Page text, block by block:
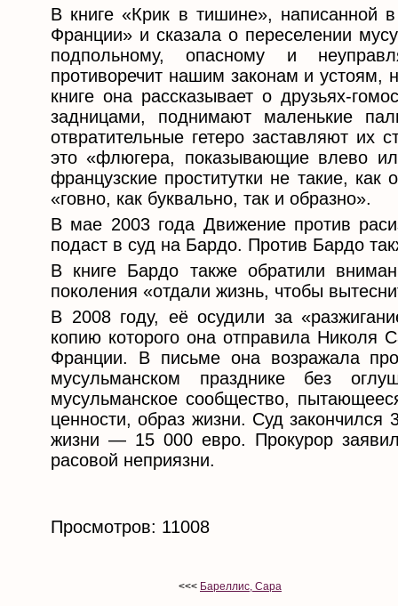
В книге «Крик в тишине», написанной
Франции» и сказала о переселении
подпольному, опасному и
противоречит нашим законам и устоям,
книге она рассказывает о друзьях-
задницами, поднимают маленькие
отвратительные гетеро заставляют их
это «флюгера, показывающие влево
французские проститутки не такие,
«говно, как буквально, так и образно».
В мае 2003 года Движение против
подаст в суд на Бардо. Против Бардо
В книге Бардо также обратили
поколения «отдали жизнь, чтобы
В 2008 году, её осудили за
копию которого она отправила Николя
Франции. В письме она возражала
мусульманском празднике без
мусульманское сообщество,
ценности, образ жизни. Суд
жизни — 15 000 евро. Прокурор
расовой неприязни.
Просмотров: 11008
<<< Бареллис, Сара